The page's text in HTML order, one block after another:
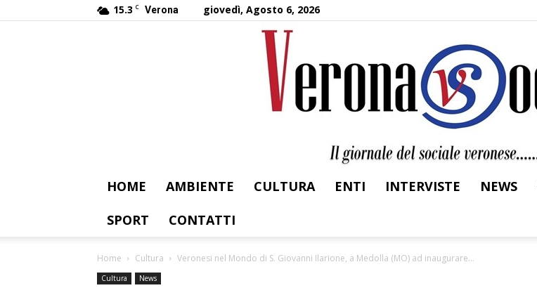
15.3 C Verona giovedì, Agosto 6, 2026
HOME AMBIENTE CULTURA ENTI INTERVISTE NEWS
SPORT
CONTATTI
Home Cultura Veronesi nel Mondo di S. Giovanni Ilarione, a Medolla (MO) ad inaugurare...
Cultura News